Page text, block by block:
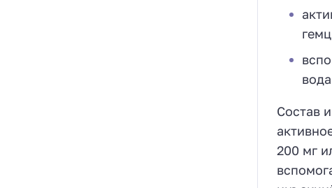
Состав
200 мг